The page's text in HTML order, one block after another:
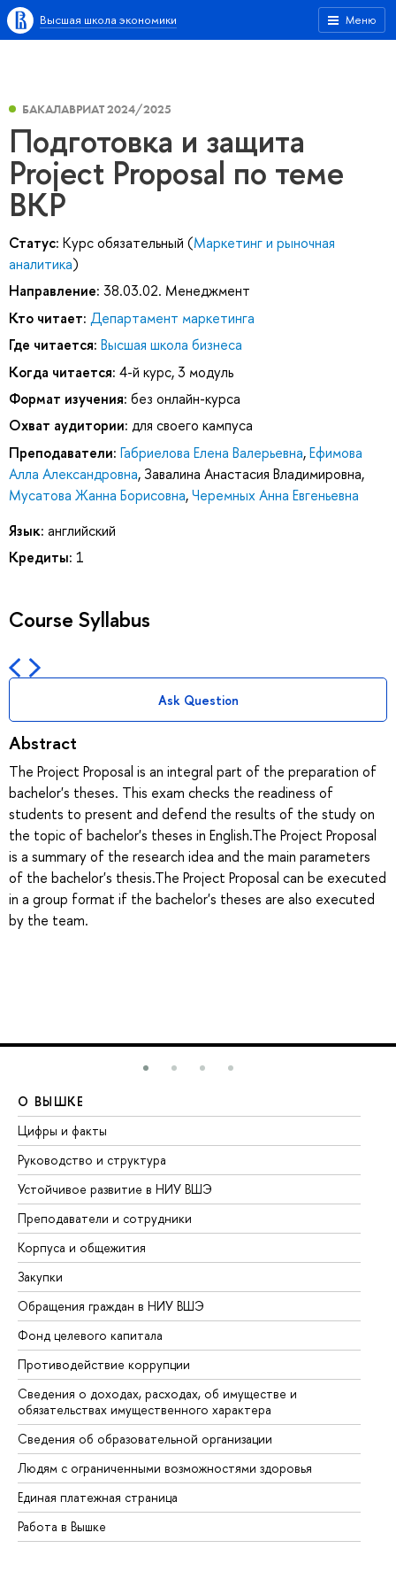
Меню
Высшая школа экономики
БАКАЛАВРИАТ 2024/2025
Подготовка и защита
Project Proposal по теме
ВКР
Статус: Курс обязательный (Маркетинг и рыночная
аналитика)
Направление: 38.03.02. Менеджмент
Кто читает: Департамент маркетинга
Где читается: Высшая школа бизнеса
Когда читается: 4-й курс, 3 модуль
Формат изучения: без онлайн-курса
Охват аудитории: для своего кампуса
Преподаватели: Габриелова Елена Валерьевна,Ефимова
Алла Александровна, Завалина Анастасия Владимировна,
Мусатова Жанна Борисовна,Черемных Анна Евгеньевна
Язык: английский
Кредиты: 1
Course Syllabus
Ask Question
Abstract
The Project Proposal is an integral part of the preparation of
bachelor's theses. This exam checks the readiness of
students to present and defend the results of the study on
the topic of bachelor's theses in English.The Project Proposal
is a summary of the research idea and the main parameters
of the bachelor's thesis.The Project Proposal can be executed
in a group format if the bachelor's theses are also executed
by the team.
О ВЫШКЕ
Цифры и факты
Руководство и структура
Устойчивое развитие в НИУ ВШЭ
Преподаватели и сотрудники
Корпуса и общежития
Закупки
Обращения граждан в НИУ ВШЭ
Фонд целевого капитала
Противодействие коррупции
Сведения о доходах, расходах, об имуществе и
обязательствах имущественного характера
Сведения об образовательной организации
Людям с ограниченными возможностями здоровья
Единая платежная страница
Работа в Вышке